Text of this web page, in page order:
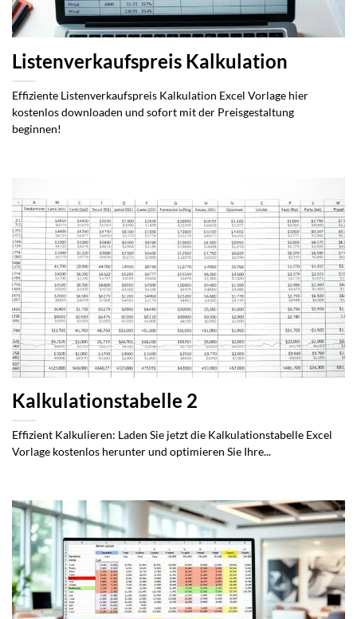
Listenverkaufspreis Kalkulation
Effiziente Listenverkaufspreis Kalkulation Excel Vorlage hier
kostenlos downloaden und sofort mit der Preisgestaltung
beginnen!
Kalkulationstabelle 2
Effizient Kalkulieren: Laden Sie jetzt die Kalkulationstabelle Excel
Vorlage kostenlos herunter und optimieren Sie Ihre...